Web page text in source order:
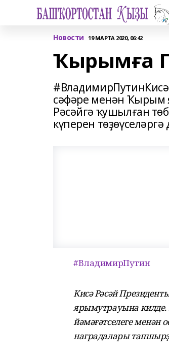
Новости 19 МАРТА 2020, 06:42
Ҡырымға
сәфәре менән Ҡырым
Рәсәйгә ҡушылған
күперен
#ВладимирПутин
Кисә Рәсәй
ярымутрауына килде.
йәмәғәтселеге менән
наградалары